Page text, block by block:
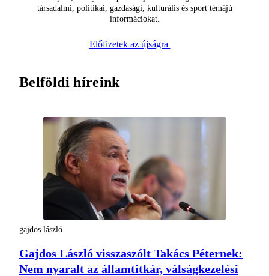
társadalmi, politikai, gazdasági, kulturális és sport témájú
információkat.
Előfizetek az újságra
Belföldi híreink
gajdos lászló
Gajdos László visszaszólt Takács Péternek:
Nem nyaralt az államtitkár, válságkezelési